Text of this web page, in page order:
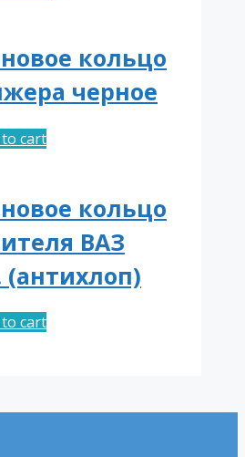
кольцо
черное
to cart
кольцо
ВАЗ
to cart